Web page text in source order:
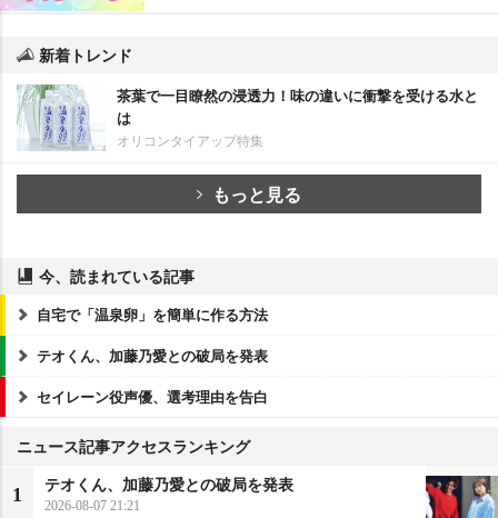
新着トレンド
茶葉で一目瞭然の浸透力！味の違いに衝撃を受ける水と
は
オリコンタイアップ特集
もっと見る
今、読まれている記事
自宅で「温泉卵」を簡単に作る方法
テオくん、加藤乃愛との破局を発表
セイレーン役声優、選考理由を告白
ニュース記事アクセスランキング
1
テオくん、加藤乃愛との破局を発表
2026-08-07 21:21